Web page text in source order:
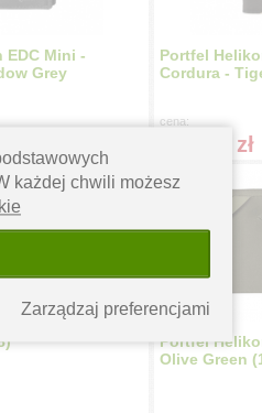
EDC Mini -
Grey
Portfel
Cordura -
cena:
zł
- Cordura -
Portfel
Olive Green
każdej chwili możesz
Zarządzaj preferencjami